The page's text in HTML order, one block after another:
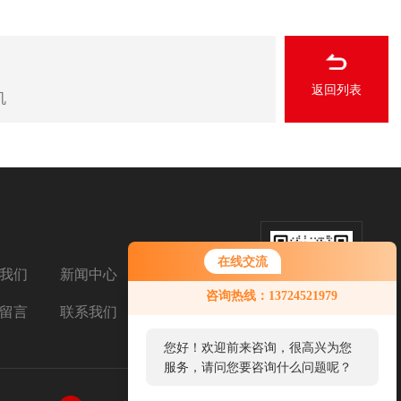
在线交流
咨询热线：13724521979
您好！欢迎前来咨询，很高兴为您
服务，请问您要咨询什么问题呢？
返回列表
们 新闻中心
言 联系我们